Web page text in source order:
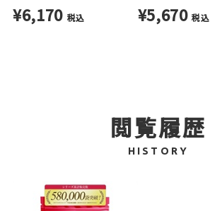
¥6,170 税込 ¥5,670税込
閲覧履歴
HISTORY